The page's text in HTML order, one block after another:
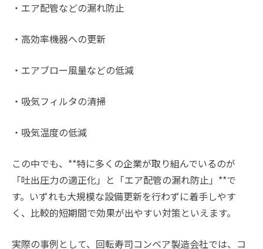
・エア配管などの漏れ防止
・高効率機器への更新
・エアブロー風量などの低減
・吸気フィルタの清掃
・吸気温度の低減
この中でも、**特に多くの企業が取り組んでいるのが
「吐出圧力の適正化」と「エア配管の漏れ防止」**で
す。いずれも大規模な設備更新を行わずに着手しやす
く、比較的短期間で効果が出やすい対策といえます。
実際の事例として、回転寿司コンベア製造会社では、コ